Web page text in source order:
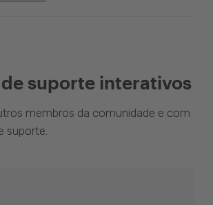
suporte interativos
membros da comunidade e com
suporte.